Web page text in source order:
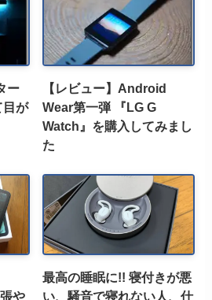
ー
目が
【レビュー】Android
Wear第一弾 『LG G
Watch』を購入してみまし
た
や
最高の睡眠に!! 寝付きが悪
い、騒音で寝れない人、仕